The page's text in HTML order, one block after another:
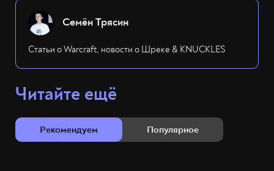
Семён Трясин
Статьи о Warcraft, новости о Шреке & KNUCKLES
Читайте ещё
Рекомендуем Популярное